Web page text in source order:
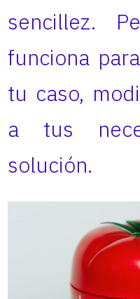
sencillez.
funciona
tu caso,
a tus
solución.